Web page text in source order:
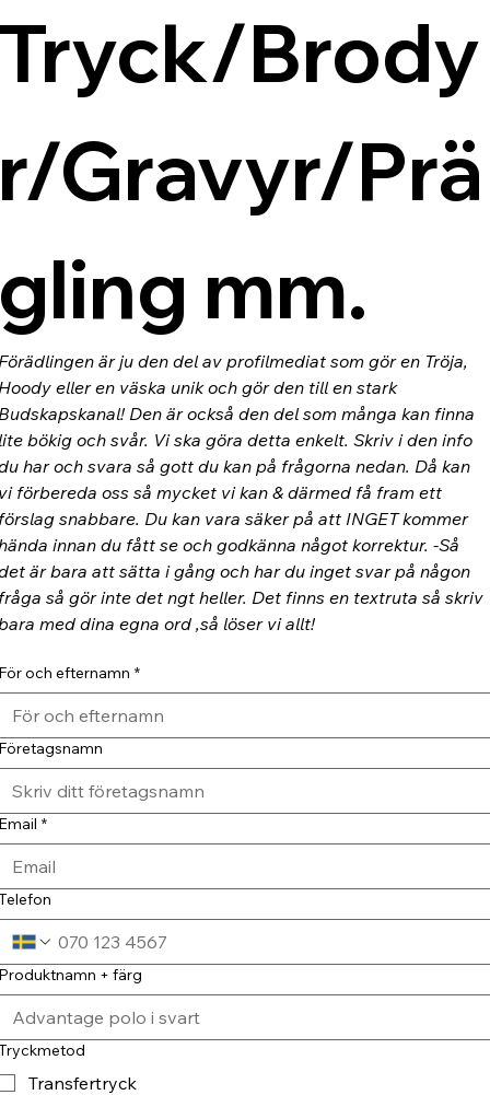
Brody
Gravyr/Prä
mm.
är ju den del av profilmediat som gör en Tröja,
eller en väska unik och gör den till en stark
Den är också den del som många kan finna
bökig och svår. Vi ska göra detta enkelt. Skriv i den info
har och svara så gott du kan på frågorna nedan. Då kan
förbereda oss så mycket vi kan & därmed få fram ett
snabbare. Du kan vara säker på att INGET kommer
innan du fått se och godkänna något korrektur. -Så
är bara att sätta i gång och har du inget svar på någon
så gör inte det ngt heller. Det finns en textruta så skriv
med dina egna ord ,så löser vi allt!
och efternamn *
*
+ färg
Transfertryck